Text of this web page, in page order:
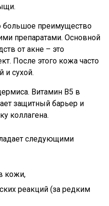
большое преимущество
препаратами. Основной
от акне – это
После этого кожа часто
и сухой.
Витамин В5 в
защитный барьер и
коллагена.
следующими
кожи,
реакций (за редким